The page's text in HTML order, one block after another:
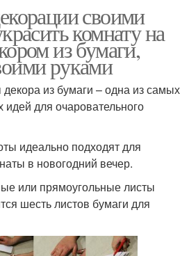
своими
комнату на
из бумаги,
руками
из бумаги – одна из самых
для очаровательного
идеально подходят для
в новогодний вечер.
или прямоугольные листы
шесть листов бумаги для